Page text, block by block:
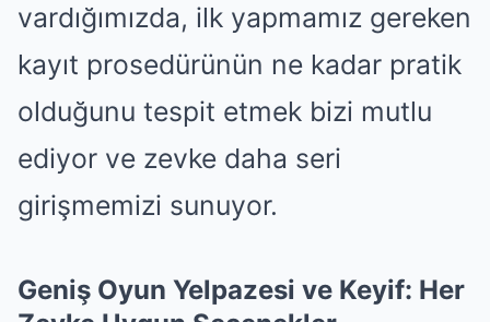
vardığımızda, ilk yapmamız gereken
kayıt prosedürünün ne kadar pratik
olduğunu tespit etmek bizi mutlu
ediyor ve zevke daha seri
girişmemizi sunuyor.
Geniş Oyun Yelpazesi ve Keyif: Her